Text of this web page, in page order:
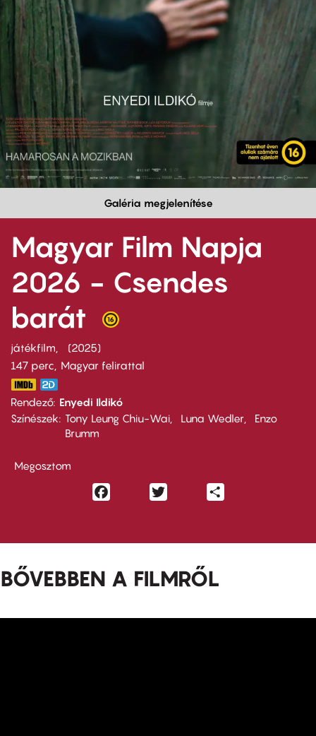
Galéria megjelenítése
Magyar Film Napja
2026 - Csendes
barát
játékfilm
2025
147 perc,
Magyar felirattal
Rendező Enyedi Ildikó
Színészek
Tony Leung Chiu-Wai Luna Wedler
Enzo
Brumm
Megosztom
Facebook
BŐVEBBEN A FILMRŐL